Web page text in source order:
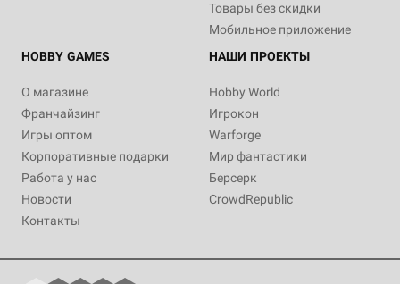
Товары без скидки
Мобильное приложение
HOBBY GAMES
О магазине
Франчайзинг
Игры оптом
Корпоративные подарки
Работа у нас
Новости
Контакты
НАШИ ПРОЕКТЫ
Hobby World
Игрокон
Warforge
Мир фантастики
Берсерк
CrowdRepublic